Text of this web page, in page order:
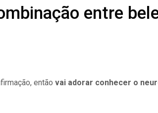
entre
então vai adorar conhecer o